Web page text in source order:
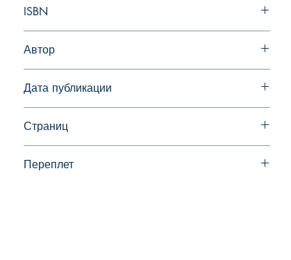
ISBN
Автор
Дата публикации
Страниц
Переплет